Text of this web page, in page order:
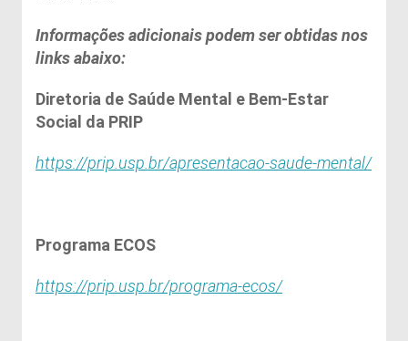
Informações adicionais podem ser obtidas nos
links abaixo:
Diretoria de Saúde Mental e Bem-Estar
Social da PRIP
https://prip.usp.br/apresentacao-saude-mental/
Programa ECOS
https://prip.usp.br/programa-ecos/